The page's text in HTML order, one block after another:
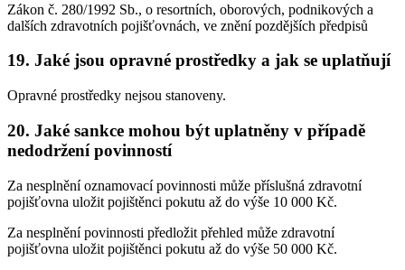
Zákon č. 280/1992 Sb., o resortních, oborových, podnikových a
dalších zdravotních pojišťovnách, ve znění pozdějších předpisů
19. Jaké jsou opravné prostředky a jak se uplatňují
Opravné prostředky nejsou stanoveny.
20. Jaké sankce mohou být uplatněny v případě
nedodržení povinností
Za nesplnění oznamovací povinnosti může příslušná zdravotní
pojišťovna uložit pojištěnci pokutu až do výše 10 000 Kč.
Za nesplnění povinnosti předložit přehled může zdravotní
pojišťovna uložit pojištěnci pokutu až do výše 50 000 Kč.